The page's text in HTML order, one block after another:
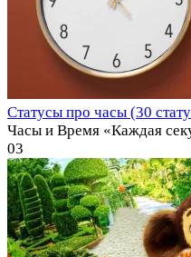
Статусы про часы (30
Часы и Время «Каждая
03